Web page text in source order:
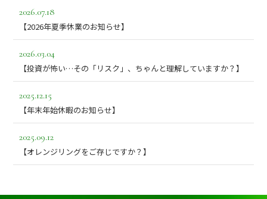
2026.07.18
【2026年夏季休業のお知らせ】
2026.03.04
【投資が怖い…その「リスク」、ちゃんと理解していますか？】
2025.12.15
【年末年始休暇のお知らせ】
2025.09.12
【オレンジリングをご存じですか？】